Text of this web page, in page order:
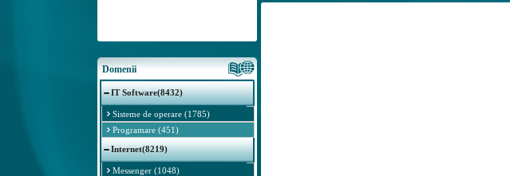
Domenii
IT Software(8432)
Sisteme de operare (1785)
Programare (451)
Internet(8219)
Messenger (1048)